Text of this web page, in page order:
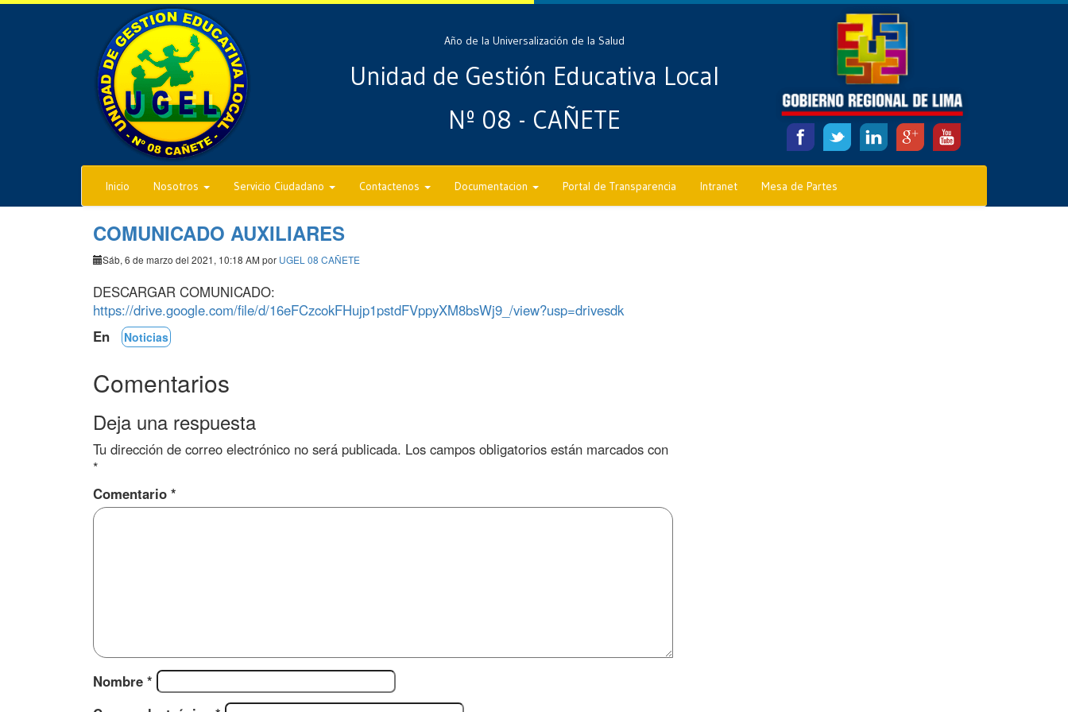
Año de la Universalización de la Salud
Unidad de Gestión Educativa Local
Nº 08 - CAÑETE
Inicio Nosotros Servicio Ciudadano Contactenos Documentacion Portal de Transparencia Intranet Mesa de Partes
COMUNICADO AUXILIARES
Sáb, 6 de marzo del 2021, 10:18 AM por UGEL 08 CAÑETE
DESCARGAR COMUNICADO:
https://drive.google.com/file/d/16eFCzcokFHujp1pstdFVppyXM8bsWj9_/view?usp=drivesdk
En
Noticias
Comentarios
Deja una respuesta
Tu dirección de correo electrónico no será publicada. Los campos obligatorios están marcados con
*
Comentario *
Nombre *